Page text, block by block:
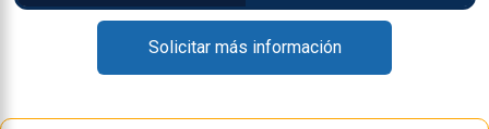
Solicitar más información